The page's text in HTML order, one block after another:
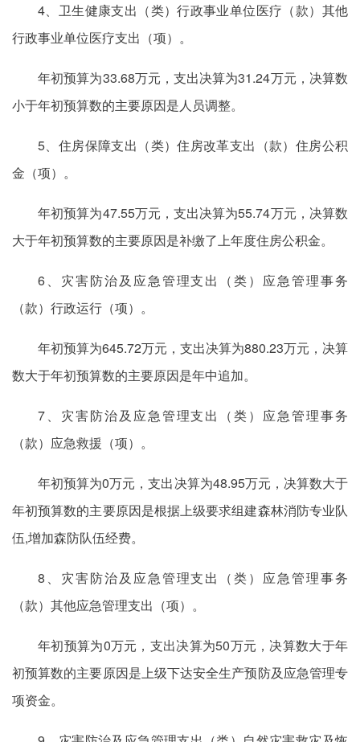
4、卫生健康支出（类）行政事业单位医疗（款）其他
行政事业单位医疗支出（项）。
年初预算为33.68万元，支出决算为31.24万元，决算数
小于年初预算数的主要原因是人员调整。
5、住房保障支出（类）住房改革支出（款）住房公积
金（项）。
年初预算为47.55万元，支出决算为55.74万元，决算数
大于年初预算数的主要原因是补缴了上年度住房公积金。
6、灾害防治及应急管理支出（类）应急管理事务
（款）行政运行（项）。
年初预算为645.72万元，支出决算为880.23万元，决算
数大于年初预算数的主要原因是年中追加。
7、灾害防治及应急管理支出（类）应急管理事务
（款）应急救援（项）。
年初预算为0万元，支出决算为48.95万元，决算数大于
年初预算数的主要原因是根据上级要求组建森林消防专业队
伍,增加森防队伍经费。
8、灾害防治及应急管理支出（类）应急管理事务
（款）其他应急管理支出（项）。
年初预算为0万元，支出决算为50万元，决算数大于年
初预算数的主要原因是上级下达安全生产预防及应急管理专
项资金。